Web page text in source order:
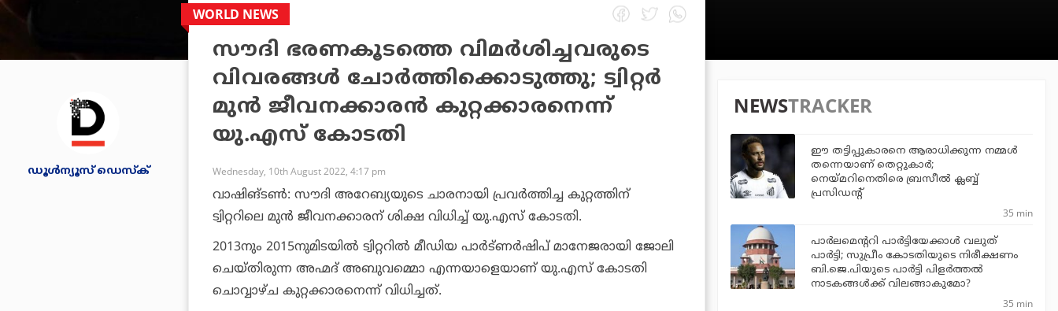
ഡൂള്‍ന്യൂസ് ഡെസ്‌ക്
WORLD NEWS
സൗദി ഭരണകൂടത്തെ വിമര്‍ശിച്ചവരുടെ
വിവരങ്ങള്‍ ചോര്‍ത്തിക്കൊടുത്തു; ട്വിറ്റര്‍
മുന്‍ ജീവനക്കാരന്‍ കുറ്റക്കാരനെന്ന്
യു.എസ് കോടതി
Wednesday, 10th August 2022, 4:17 pm
വാഷിങ്ടണ്‍: സൗദി അറേബ്യയുടെ ചാരനായി പ്രവര്‍ത്തിച്ച കുറ്റത്തിന്
ട്വിറ്ററിലെ മുന്‍ ജീവനക്കാരന് ശിക്ഷ വിധിച്ച് യു.എസ് കോടതി.
2013നും 2015നുമിടയില്‍ ട്വിറ്ററില്‍ മീഡിയ പാര്‍ട്ണര്‍ഷിപ് മാനേജരായി ജോലി
ചെയ്തിരുന്ന അഹ്മദ് അബുവമ്മൊ എന്നയാളെയാണ് യു.എസ് കോടതി
ചൊവ്വാഴ്ച കുറ്റക്കാരനെന്ന് വിധിച്ചത്.
NEWSTRACKER
ഈ തട്ടിപ്പുകാരനെ ആരാധിക്കുന്ന നമ്മള്‍
തന്നെയാണ് തെറ്റുകാര്‍;
നെയ്മറിനെതിരെ ബ്രസീല്‍ ക്ലബ്ബ്
പ്രസിഡന്റ്
35 min
പാര്‍ലമെന്ററി പാര്‍ട്ടിയേക്കാള്‍ വലുത്
പാര്‍ട്ടി; സുപ്രീം കോടതിയുടെ നിരീക്ഷണം
ബി.ജെ.പിയുടെ പാര്‍ട്ടി പിളര്‍ത്തല്‍
നാടകങ്ങള്‍ക്ക് വിലങ്ങാകുമോ?
35 min